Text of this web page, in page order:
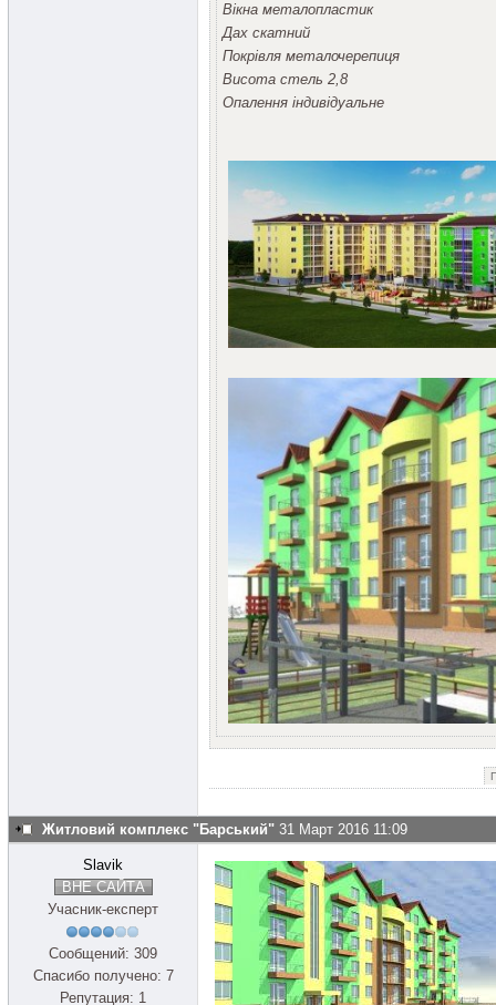
Вікна металопластик
Дах скатний
Покрівля металочерепиця
Висота стель 2,8
Опалення індивідуальне
Житловий комплекс "Барський" 31 Март 2016 11:09
Slavik
ВНЕ САЙТА
Учасник-експерт
Сообщений: 309
Спасибо получено: 7
Репутация: 1